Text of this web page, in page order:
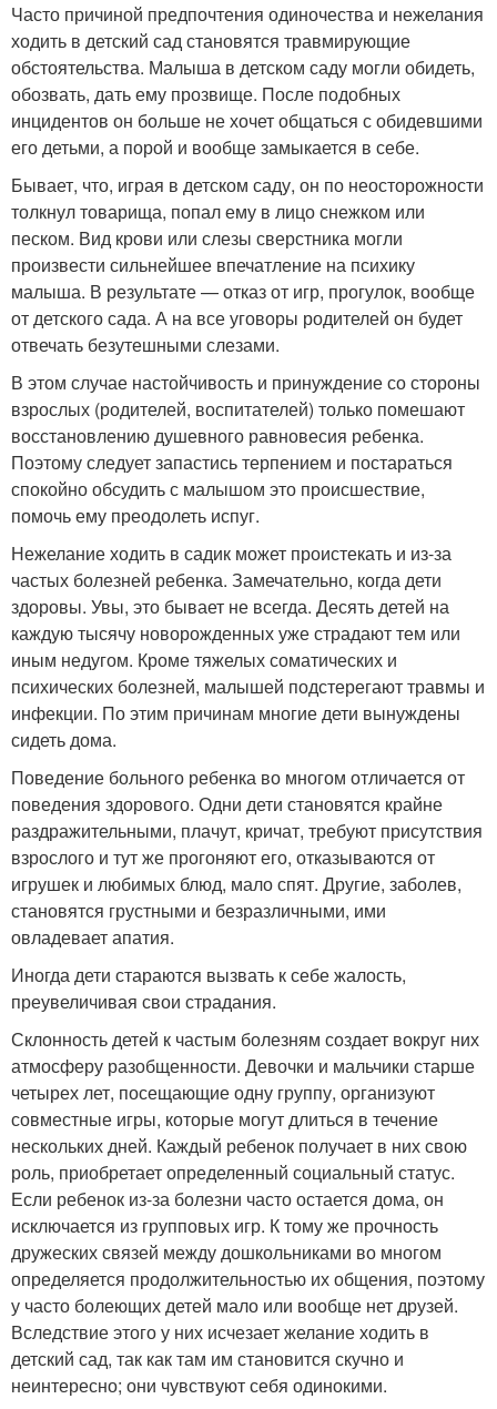
Часто причиной предпочтения одиночества и нежелания
ходить в детский сад становятся травмирующие
обстоятельства. Малыша в детском саду могли обидеть,
обозвать, дать ему прозвище. После подобных
инцидентов он больше не хочет общаться с обидевшими
его детьми, а порой и вообще замыкается в себе.
Бывает, что, играя в детском саду, он по неосторожности
толкнул товарища, попал ему в лицо снежком или
песком. Вид крови или слезы сверстника могли
произвести сильнейшее впечатление на психику
малыша. В результате — отказ от игр, прогулок, вообще
от детского сада. А на все уговоры родителей он будет
отвечать безутешными слезами.
В этом случае настойчивость и принуждение со стороны
взрослых (родителей, воспитателей) только помешают
восстановлению душевного равновесия ребенка.
Поэтому следует запастись терпением и постараться
спокойно обсудить с малышом это происшествие,
помочь ему преодолеть испуг.
Нежелание ходить в садик может проистекать и из-за
частых болезней ребенка. Замечательно, когда дети
здоровы. Увы, это бывает не всегда. Десять детей на
каждую тысячу новорожденных уже страдают тем или
иным недугом. Кроме тяжелых соматических и
психических болезней, малышей подстерегают травмы и
инфекции. По этим причинам многие дети вынуждены
сидеть дома.
Поведение больного ребенка во многом отличается от
поведения здорового. Одни дети становятся крайне
раздражительными, плачут, кричат, требуют присутствия
взрослого и тут же прогоняют его, отказываются от
игрушек и любимых блюд, мало спят. Другие, заболев,
становятся грустными и безразличными, ими
овладевает апатия.
Иногда дети стараются вызвать к себе жалость,
преувеличивая свои страдания.
Склонность детей к частым болезням создает вокруг них
атмосферу разобщенности. Девочки и мальчики старше
четырех лет, посещающие одну группу, организуют
совместные игры, которые могут длиться в течение
нескольких дней. Каждый ребенок получает в них свою
роль, приобретает определенный социальный статус.
Если ребенок из-за болезни часто остается дома, он
исключается из групповых игр. К тому же прочность
дружеских связей между дошкольниками во многом
определяется продолжительностью их общения, поэтому
у часто болеющих детей мало или вообще нет друзей.
Вследствие этого у них исчезает желание ходить в
детский сад, так как там им становится скучно и
неинтересно; они чувствуют себя одинокими.